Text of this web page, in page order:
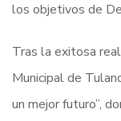
los objetivos de
Tras la exitosa
Municipal de
un mejor futuro”,